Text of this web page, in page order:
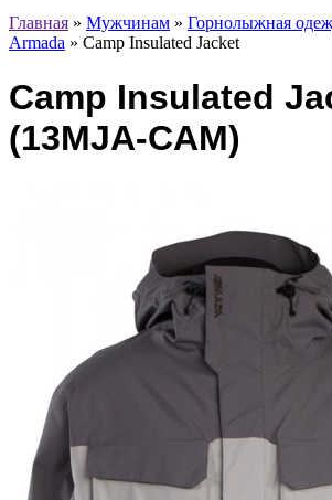
Главная » Мужчинам » Горнолыжная
Armada » Camp Insulated Jacket
Camp Insulated
(13MJA-CAM)